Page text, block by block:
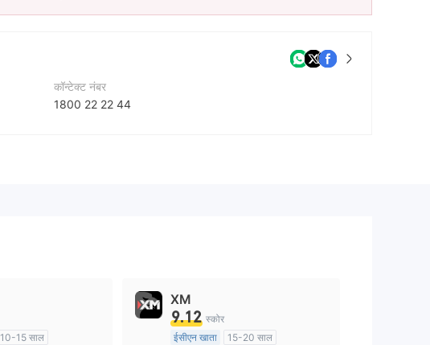
कॉन्टेक्ट नंबर
1800 22 22 44
10-15 साल
XM
9.12 स्कोर
ईसीएन खाता
15-20 साल